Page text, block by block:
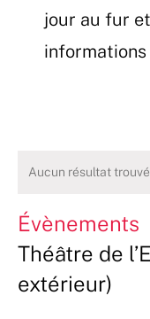
jour au fur
informations
Aucun résultat
Évènements
Théâtre de
extérieur)